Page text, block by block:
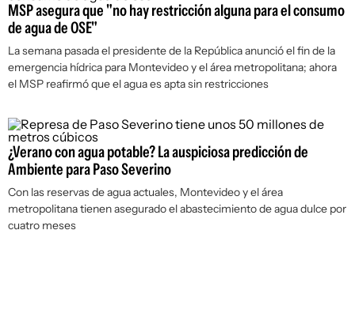
MSP asegura que "no hay restricción alguna para el consumo
de agua de OSE"
La semana pasada el presidente de la República anunció el fin de la
emergencia hídrica para Montevideo y el área metropolitana; ahora
el MSP reafirmó que el agua es apta sin restricciones
¿Verano con agua potable? La auspiciosa predicción de
Ambiente para Paso Severino
Con las reservas de agua actuales, Montevideo y el área
metropolitana tienen asegurado el abastecimiento de agua dulce por
cuatro meses